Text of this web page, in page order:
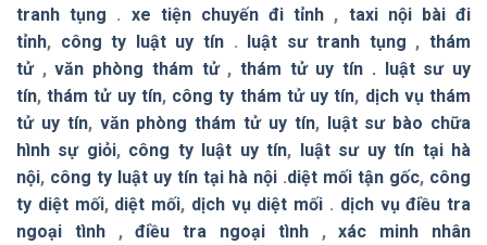
tranh tụng . xe tiện chuyến đi tỉnh , taxi nội bài đi
tỉnh, công ty luật uy tín. luật sư tranh tụng ,thám
tử,văn phòng thám tử,thám tử uy tín .
luật sư uy
tín,thám tử uy tín, công ty thám tử uy tín, dịch vụ thám
tử uy tín, văn phòng thám tử uy tín,
luật sư bào chữa
hình sự giỏi, công ty luật uy tín,
luật sư uy tín tại hà
nội, công ty luật uy tín tại hà nội .diệt mối tận gốc, công
ty diệt mối, diệt mối, dịch vụ diệt mối . dịch vụ điều tra
ngoại tình,điều tra ngoại tình,xác minh nhân